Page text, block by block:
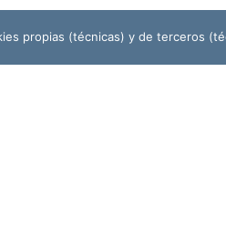
propias (técnicas) y de terceros